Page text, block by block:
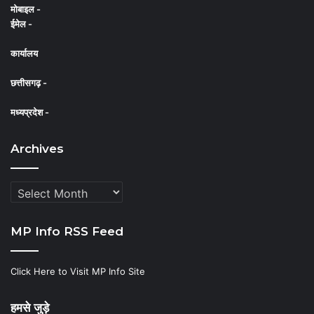
मोबाइल -
ईमेल -
कार्यालय
छत्तीसगढ़ -
मध्यप्रदेश -
Archives
Archives
MP Info RSS Feed
Click Here to Visit MP Info Site
हमसे जुड़े